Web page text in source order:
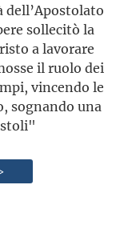
dell’Apostolato
sollecitò la
a lavorare
il ruolo dei
vincendo le
sognando una